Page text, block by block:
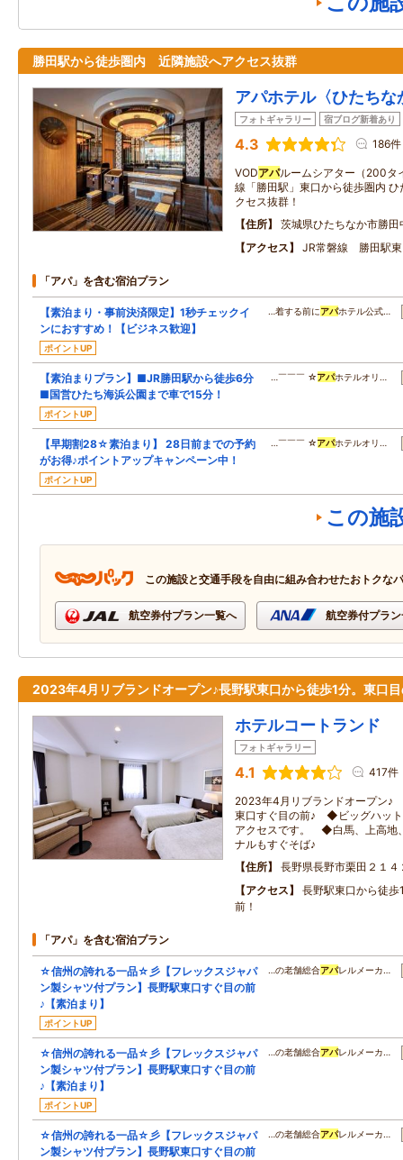
勝田駅から徒歩圏内 近隣施設へアクセス抜群
アパホテル〈ひたちな
フォトギャラリー 宿ブログ新着あり
4.3 186件
VODアパルームシアター（200タ
線「勝田駅」東口から徒歩圏内
クセス抜群！
住所
茨城県ひたちなか市勝田
アクセス
JR常磐線 勝田駅東
「アパ」を含む宿泊プラン
【素泊まり・事前決済限定】1秒チェックイ
ンにおすすめ！【ビジネス歓迎】
ポイントUP
…着する前にアパホテル公式…
【素泊まりプラン】■JR勝田駅から徒歩6分
■国営ひたち海浜公園まで車で15分！
ポイントUP
…￣￣￣ ☆アパホテルオリ…
【早期割28☆素泊まり】 28日前までの予約
がお得♪ポイントアップキャンペーン中！
ポイントUP
…￣￣￣ ☆アパホテルオリ…
この施
この施設と交通手段を自由に組み合わせたおトクな
航空券付プラン一覧へ 航空券付プラ
2023年4月リブランドオープン♪長野駅東口から徒歩1分。東口
ホテルコートランド
フォトギャラリー
4.1 417件
2023年4月リブランドオープン
東口すぐ目の前♪ ◆ビッグハット
アクセスです。 ◆白馬、上高地
ナルもすぐそば♪
住所
長野県長野市栗田２１４
アクセス
長野駅東口から徒
前！
「アパ」を含む宿泊プラン
☆信州の誇れる一品☆彡【フレックスジャパ
ン製シャツ付プラン】長野駅東口すぐ目の前
♪【素泊まり】
ポイントUP
…の老舗総合アパレルメーカ…
☆信州の誇れる一品☆彡【フレックスジャパ
ン製シャツ付プラン】長野駅東口すぐ目の前
♪【素泊まり】
ポイントUP
…の老舗総合アパレルメーカ…
☆信州の誇れる一品☆彡【フレックスジャパ
ン製シャツ付プラン】長野駅東口すぐ目の前
…の老舗総合アパレルメーカ…